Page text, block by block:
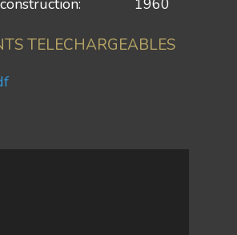
1960
TELECHARGEABLES